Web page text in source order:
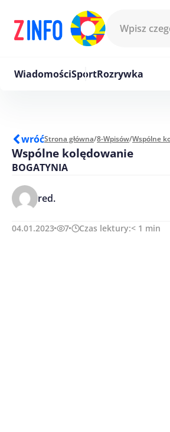
WiadomościSportRozrywka
wróćStrona główna/8-Wpisów/Wspólne
Wspólne kolędowanie
BOGATYNIA
red.
04.01.2023 7 Czas lektury:< 1 min